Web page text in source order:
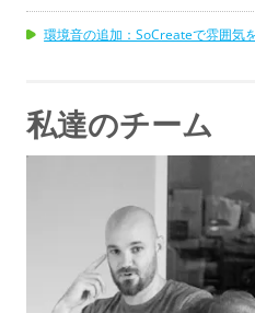
環境音の追加：SoCreateで雰囲気
私達のチーム